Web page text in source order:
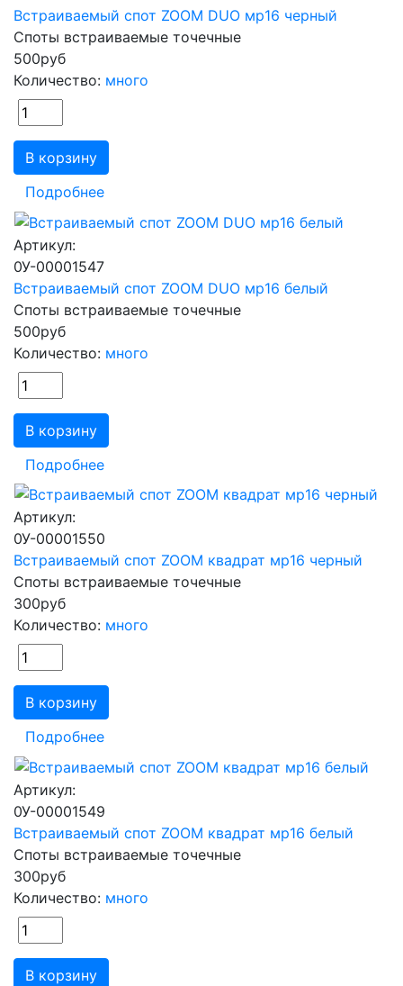
Встраиваемый спот ZOOM DUO мр16 черный
Споты встраиваемые точечные
500руб
Количество: много
В корзину
Подробнее
Артикул:
0У-00001547
Встраиваемый спот ZOOM DUO мр16 белый
Споты встраиваемые точечные
500руб
Количество: много
В корзину
Подробнее
Артикул:
0У-00001550
Встраиваемый спот ZOOM квадрат мр16 черный
Споты встраиваемые точечные
300руб
Количество: много
В корзину
Подробнее
Артикул:
0У-00001549
Встраиваемый спот ZOOM квадрат мр16 белый
Споты встраиваемые точечные
300руб
Количество: много
В корзину